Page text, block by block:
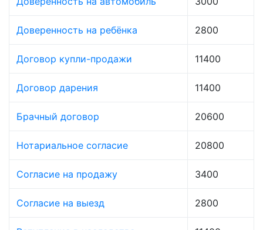
Доверенность на ребёнка 2800
Договор купли-продажи 11400
Договор дарения 11400
Брачный договор 20600
Нотариальное согласие 20800
Согласие на продажу 3400
Согласие на выезд 2800